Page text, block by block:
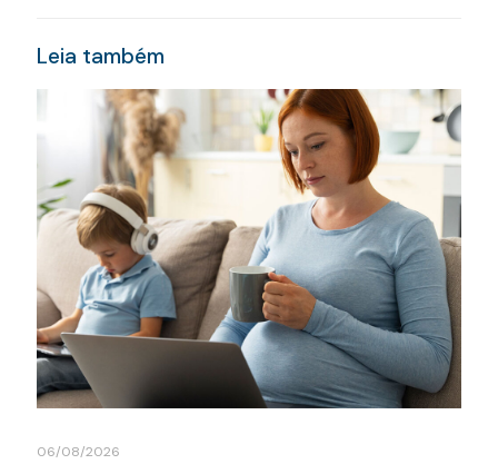
Leia também
06/08/2026